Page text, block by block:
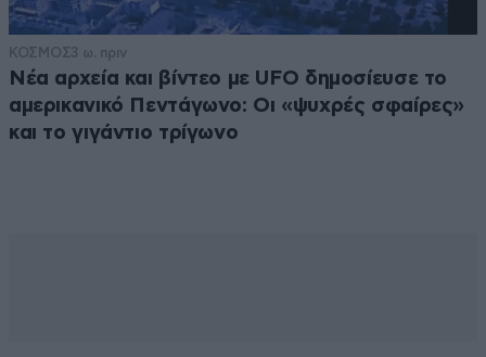
ΚΟΣΜΟΣ3 ω. πριν
Νέα αρχεία και βίντεο με UFO δημοσίευσε το
αμερικανικό Πεντάγωνο: Οι «ψυχρές σφαίρες»
και το γιγάντιο τρίγωνο